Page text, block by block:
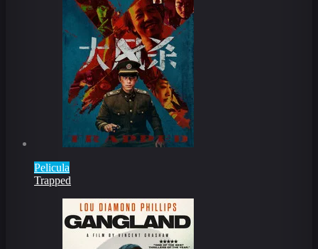
Pelicula
Trapped